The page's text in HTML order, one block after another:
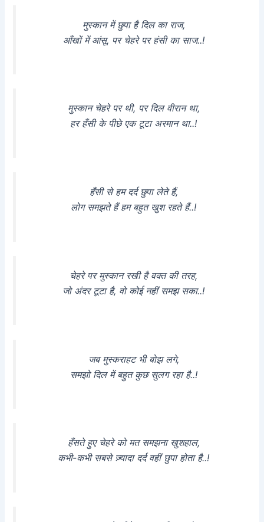
मुस्कान में छुपा है दिल का राज,
आँखों में आंसू, पर चेहरे पर हंसी का साज..!
मुस्कान चेहरे पर थी, पर दिल वीरान था,
हर हँसी के पीछे एक टूटा अरमान था..!
हँसी से हम दर्द छुपा लेते हैं,
लोग समझते हैं हम बहुत खुश रहते हैं..!
चेहरे पर मुस्कान रखी है वक्त की तरह,
जो अंदर टूटा है, वो कोई नहीं समझ सका..!
जब मुस्कराहट भी बोझ लगे,
समझो दिल में बहुत कुछ सुलग रहा है..!
हँसते हुए चेहरे को मत समझना खुशहाल,
कभी-कभी सबसे ज़्यादा दर्द वहीं छुपा होता है..!